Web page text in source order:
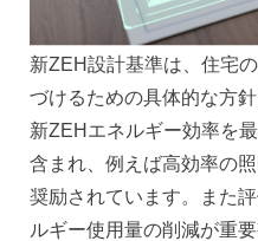
新ZEH設計基準は、住宅
づけるための具体的な方
新ZEHエネルギー効率を
含まれ、例えば高効率の
奨励されています。また
ルギー使用量の削減が重